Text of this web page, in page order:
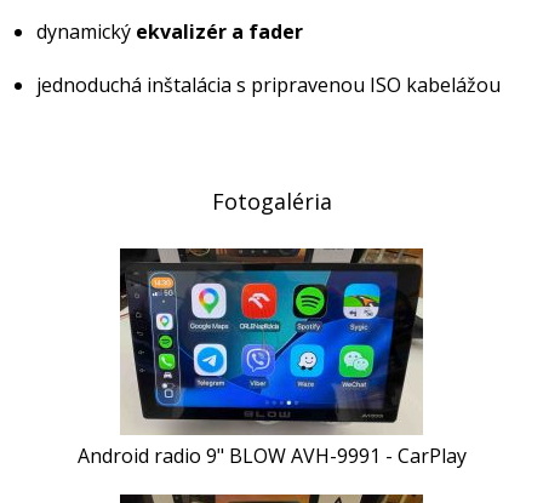
dynamický ekvalizér a fader
jednoduchá inštalácia s pripravenou ISO kabelážou
Fotogaléria
Android radio 9" BLOW AVH-9991 - CarPlay